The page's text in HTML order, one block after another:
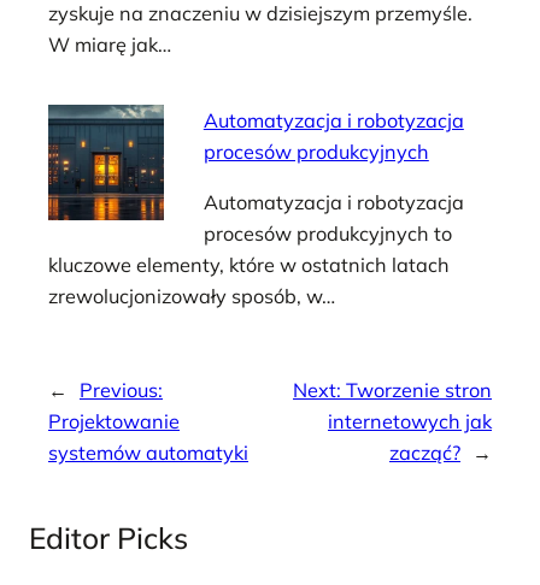
zyskuje na znaczeniu w dzisiejszym przemyśle.
W miarę jak…
Automatyzacja i robotyzacja
procesów produkcyjnych
Automatyzacja i robotyzacja
procesów produkcyjnych to
kluczowe elementy, które w ostatnich latach
zrewolucjonizowały sposób, w…
←
Previous:
Projektowanie
systemów automatyki
Next: Tworzenie stron
internetowych jak
zacząć?
→
Editor Picks